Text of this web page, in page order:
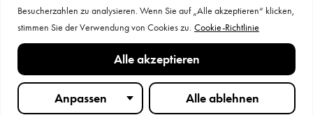
Besucherzahlen zu analysieren. Wenn Sie auf „Alle akzeptieren“ klicken,
stimmen Sie der Verwendung von Cookies zu. Cookie-Richtlinie
Anpassen Alle ablehnen
Alle akzeptieren
Restez en contact